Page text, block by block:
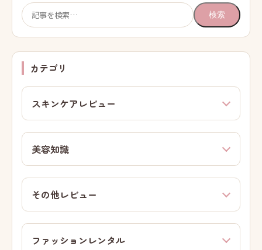
検
索:
検索
カテゴリ
スキンケアレビュー
美容知識
その他レビュー
ファッションレンタル